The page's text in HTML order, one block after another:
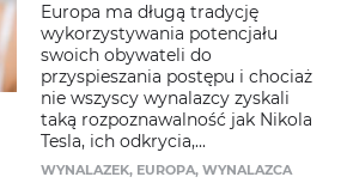
Europa ma długą tradycję
wykorzystywania potencjału
swoich obywateli do
przyspieszania postępu i chociaż
nie wszyscy wynalazcy zyskali
taką rozpoznawalność jak Nikola
Tesla, ich odkrycia,...
WYNALAZEK, EUROPA, WYNALAZCA